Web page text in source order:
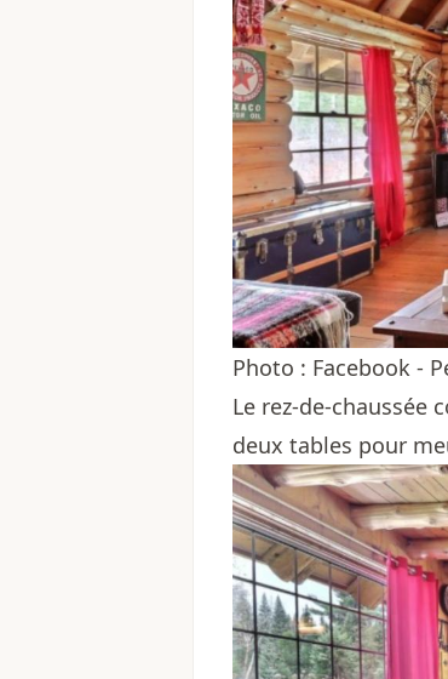
Photo : Facebook -
Le rez-de-chaussée
deux tables pour